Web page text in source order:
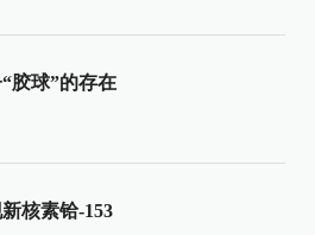
胶球”的存在
核素铪-153